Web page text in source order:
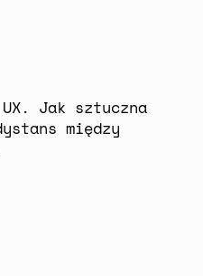
Jak sztuczna
między